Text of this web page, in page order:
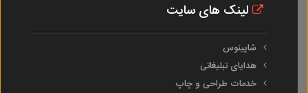
لینک های سایت
شاپینوس
هدایای تبلیغاتی
خدمات طراحی و چاپ